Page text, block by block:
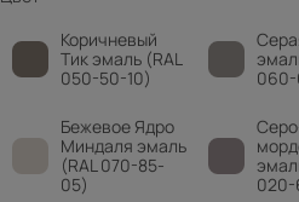
Коричневый
Тик эмаль (RAL
050-50-10)
Бежевое Ядро
Миндаля эмаль
(RAL 070-85-
05)